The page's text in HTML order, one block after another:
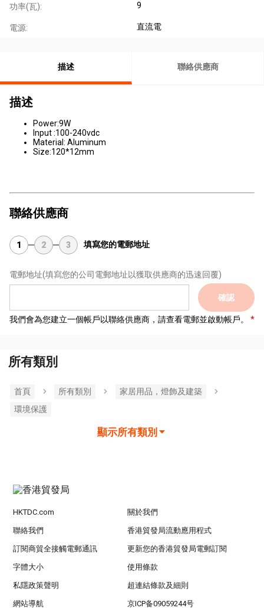
功率(瓦): 9
電源: 直流電
描述 聯絡供應商
描述
Power:9W
Input :100-240vdc
Material: Aluminum
Size:120*12mm
聯絡供應商
1 2 3 填寫您的電郵地址
電郵地址(填寫您的公司電郵地址以獲取供應商的迅速回覆)
確認
我們會為您建立一個帳戶以聯絡供應商，請查看電郵並啟動帳戶。
所有類別
首頁 所有類別
家居用品，燈飾及建築
環境保護
顯示所有類別
HKTDC.com 關於我們
聯絡我們 香港貿發局流動應用程式
訂閱商貿全接觸電郵通訊 更新您的香港貿發局電郵訂閱
字體大小 使用條款
私隱政策聲明 超連結條款及細則
網站導航 京ICP备09059244号